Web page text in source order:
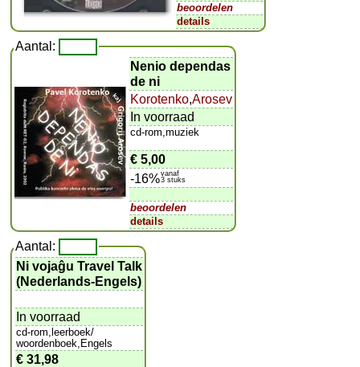
beoordelen
details
Aantal:
Nenio dependas
de ni
Korotenko,Arosev
In voorraad
cd-rom,muziek
€ 5,00
-16%vanaf
3 stuks
beoordelen
details
Aantal:
Ni vojaĝu Travel Talk
(Nederlands-Engels)
In voorraad
cd-rom,leerboek/
woordenboek,Engels
€ 31,98